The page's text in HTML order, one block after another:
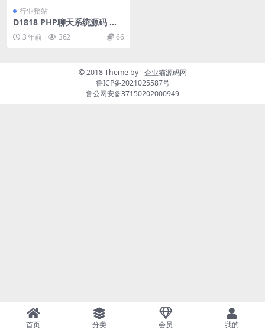
行业整站
D1818 PHP聊天系统源码 在
线聊天系统网站源码 后台自适
应PC与移动端
3 年前 362 66
© 2018 Theme by -企业猫源码网
鲁ICP备2021025587号
鲁公网安备37150202000949
首页 分类 会员 我的